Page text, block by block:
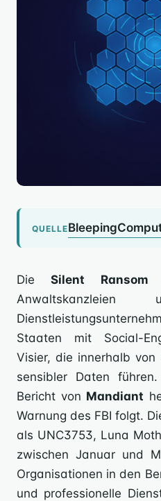
QUELLE
DieSilent Ransom
Anwaltskanzleien
Staaten mit Social-
Visier, die innerhalb von
sensibler Daten
Bericht von Mandiant
Warnung des FBI folgt.
als UNC3753, Luna
zwischen Januar und
Organisationen in den
und professionelle